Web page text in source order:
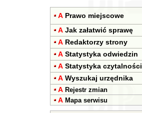
A Prawo miejscowe
A Jak załatwić sprawę
A Redaktorzy strony
A Statystyka odwiedzin
A Statystyka czytalności
A Wyszukaj urzędnika
A Rejestr zmian
A Mapa serwisu